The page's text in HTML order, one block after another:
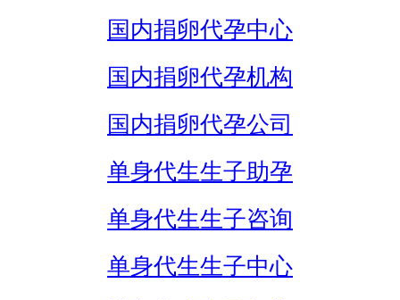
国内捐卵代孕中心
国内捐卵代孕机构
国内捐卵代孕公司
单身代生生子助孕
单身代生生子咨询
单身代生生子中心